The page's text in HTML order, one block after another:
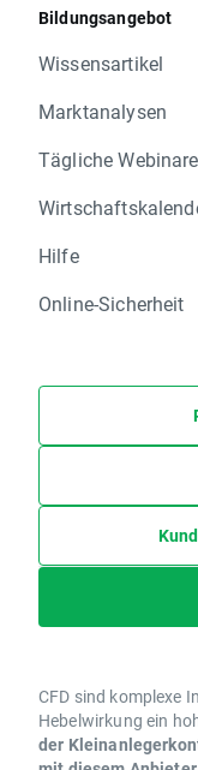
Bildungsangebot
Wissensartikel
Marktanalysen
Tägliche Webinare
Hilfe
Online-Sicherheit
CFD sind komplexe
Hebelwirkung ein
der